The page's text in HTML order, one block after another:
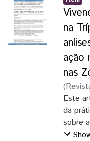
na
ação
nas
(
2018 )
Mariana
Este
da
sobre
leitura